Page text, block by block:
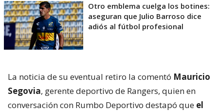
Otro emblema cuelga los botines:
aseguran que Julio Barroso dice
adiós al fútbol profesional
La noticia de su eventual retiro la comentó Mauricio
Segovia, gerente deportivo de Rangers, quien en
conversación con Rumbo Deportivo destapó que el